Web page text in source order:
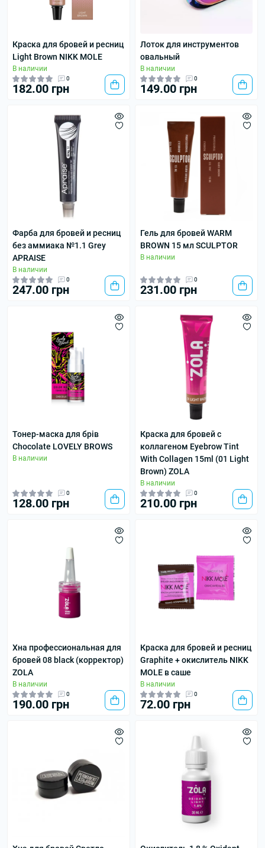
Краска для бровей и ресниц
Light Brown NIKK MOLE
В наличии
0
182.00 грн
Лоток для инструментов
овальный
В наличии
0
149.00 грн
Фарба для бровей и ресниц
без аммиака №1.1 Grey
APRAISE
В наличии
0
247.00 грн
Гель для бровей WARM
BROWN 15 мл SCULPTOR
В наличии
0
231.00 грн
Тонер-маска для брів
Chocolate LOVELY BROWS
В наличии
0
128.00 грн
Краска для бровей с
коллагеном Eyebrow Tint
With Collagen 15ml (01 Light
Brown) ZOLA
В наличии
0
210.00 грн
Хна профессиональная для
бровей 08 black (корректор)
ZOLA
В наличии
0
190.00 грн
Краска для бровей и ресниц
Graphite + окислитель NIKK
MOLE в саше
В наличии
0
72.00 грн